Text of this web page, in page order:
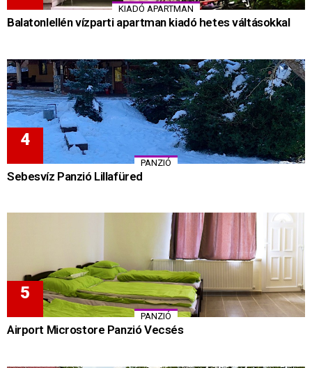
KIADÓ APARTMAN
Balatonlellén vízparti apartman kiadó hetes váltásokkal
PANZIÓ
Sebesvíz Panzió Lillafüred
PANZIÓ
Airport Microstore Panzió Vecsés